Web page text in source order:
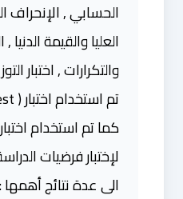
الحسابي , الإنحراف
العليا والقيمة
والتكرارات , اختبار
لإختبار فرضيات
الى عدة نتائج أهمها